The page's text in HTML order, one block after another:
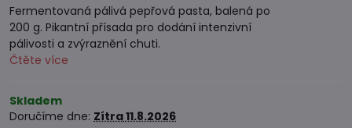
Fermentovaná pálivá pepřová pasta, balená po
200 g. Pikantní přísada pro dodání intenzivní
pálivosti a zvýraznění chuti.
Čtěte více
Skladem
Doručíme dne: Zítra11.8.2026